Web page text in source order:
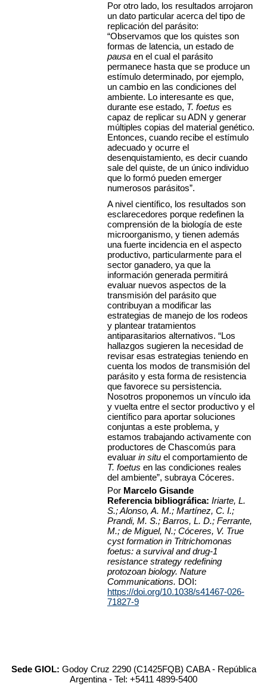
Por otro lado, los resultados arrojaron
un dato particular acerca del tipo de
replicación del parásito:
“Observamos que los quistes son
formas de latencia, un estado de
pausa en el cual el parásito
permanece hasta que se produce un
estímulo determinado, por ejemplo,
un cambio en las condiciones del
ambiente. Lo interesante es que,
durante ese estado, T. foetus es
capaz de replicar su ADN y generar
múltiples copias del material genético.
Entonces, cuando recibe el estímulo
adecuado y ocurre el
desenquistamiento, es decir cuando
sale del quiste, de un único individuo
que lo formó pueden emerger
numerosos parásitos”.
A nivel científico, los resultados son
esclarecedores porque redefinen la
comprensión de la biología de este
microorganismo, y tienen además
una fuerte incidencia en el aspecto
productivo, particularmente para el
sector ganadero, ya que la
información generada permitirá
evaluar nuevos aspectos de la
transmisión del parásito que
contribuyan a modificar las
estrategias de manejo de los rodeos
y plantear tratamientos
antiparasitarios alternativos. “Los
hallazgos sugieren la necesidad de
revisar esas estrategias teniendo en
cuenta los modos de transmisión del
parásito y esta forma de resistencia
que favorece su persistencia.
Nosotros proponemos un vínculo ida
y vuelta entre el sector productivo y el
científico para aportar soluciones
conjuntas a este problema, y
estamos trabajando activamente con
productores de Chascomús para
evaluar in situ el comportamiento de
T. foetus en las condiciones reales
del ambiente”, subraya Cóceres.
Por Marcelo Gisande
Referencia bibliográfica: Iriarte, L.
S.; Alonso, A. M.; Martínez, C. I.;
Prandi, M. S.; Barros, L. D.; Ferrante,
M.; de Miguel, N.; Cóceres, V. True
cyst formation in Tritrichomonas
foetus: a survival and drug-1
resistance strategy redefining
protozoan biology. Nature
Communications. DOI:
https://doi.org/10.1038/s41467-026-
71827-9
Sede GIOL: Godoy Cruz 2290 (C1425FQB) CABA - República
Argentina - Tel: +5411 4899-5400